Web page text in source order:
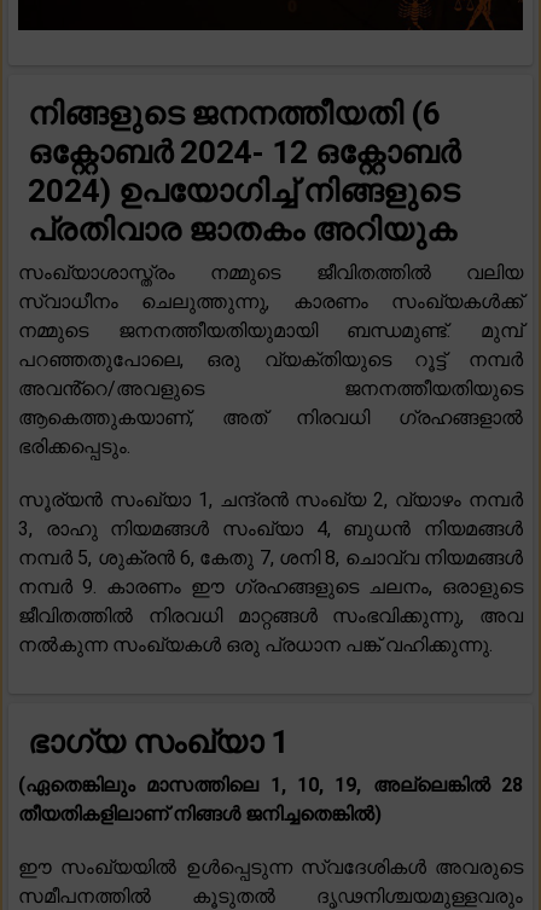
നിങ്ങളുടെ ജനനത്തീയതി (6
ഒക്റ്റോബർ 2024- 12 ഒക്റ്റോബർ
2024) ഉപയോഗിച്ച് നിങ്ങളുടെ
പ്രതിവാര ജാതകം അറിയുക
സംഖ്യാശാസ്ത്രം നമ്മുടെ ജീവിതത്തിൽ വലിയ
സ്വാധീനം ചെലുത്തുന്നു, കാരണം സംഖ്യകൾക്ക്
നമ്മുടെ ജനനത്തീയതിയുമായി ബന്ധമുണ്ട്. മുമ്പ്
പറഞ്ഞതുപോലെ, ഒരു വ്യക്തിയുടെ റൂട്ട് നമ്പർ
അവൻ്റെ/അവളുടെ ജനനത്തീയതിയുടെ
ആകെത്തുകയാണ്, അത് നിരവധി ഗ്രഹങ്ങളാൽ
ഭരിക്കപ്പെടും.
സൂര്യൻ സംഖ്യാ 1, ചന്ദ്രൻ സംഖ്യ 2, വ്യാഴം നമ്പർ
3, രാഹു നിയമങ്ങൾ സംഖ്യാ 4, ബുധൻ നിയമങ്ങൾ
നമ്പർ 5, ശുക്രൻ 6, കേതു 7, ശനി 8, ചൊവ്വ നിയമങ്ങൾ
നമ്പർ 9. കാരണം ഈ ഗ്രഹങ്ങളുടെ ചലനം, ഒരാളുടെ
ജീവിതത്തിൽ നിരവധി മാറ്റങ്ങൾ സംഭവിക്കുന്നു, അവ
നൽകുന്ന സംഖ്യകൾ ഒരു പ്രധാന പങ്ക് വഹിക്കുന്നു.
ഭാഗ്യ സംഖ്യാ 1
(ഏതെങ്കിലും മാസത്തിലെ 1, 10, 19, അല്ലെങ്കിൽ 28
തീയതികളിലാണ് നിങ്ങൾ ജനിച്ചതെങ്കിൽ)
ഈ സംഖ്യയിൽ ഉൾപ്പെടുന്ന സ്വദേശികൾ അവരുടെ
സമീപനത്തിൽ കൂടുതൽ ദൃഢനിശ്ചയമുള്ളവരും